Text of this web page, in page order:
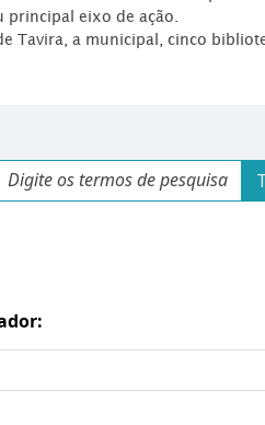
eixo de ação.
Tavira, a municipal, cinco